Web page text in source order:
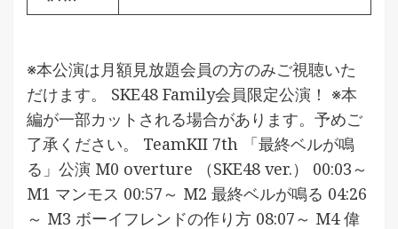
※本公演は月額見放題会員の方のみご視聴いた
だけます。 SKE48 Family会員限定公演！ ※本
編が一部カットされる場合があります。予めご
了承ください。 TeamKII 7th 「最終ベルが鳴
る」公演 M0 overture （SKE48 ver.） 00:03～
M1 マンモス 00:57～ M2 最終ベルが鳴る 04:26
～ M3 ボーイフレンドの作り方 08:07～ M4 偉